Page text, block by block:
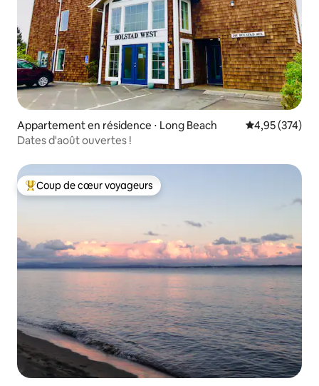
Appartement en résidence ⋅ Long Beach Évaluation
4,95 (374)
Dates d'août ouvertes !
Coups de cœur voyageurs les plus appréciés
Coup de cœur voyageurs